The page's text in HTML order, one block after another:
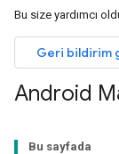
Bu size yardımcı
Geri bildirim
Android
Bu sayfada